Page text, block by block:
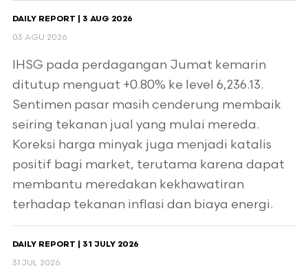
DAILY REPORT | 3 AUG 2026
03 AGU 2026
IHSG pada perdagangan Jumat kemarin
ditutup menguat +0.80% ke level 6,236.13.
Sentimen pasar masih cenderung membaik
seiring tekanan jual yang mulai mereda.
Koreksi harga minyak juga menjadi katalis
positif bagi market, terutama karena dapat
membantu meredakan kekhawatiran
terhadap tekanan inflasi dan biaya energi.
DAILY REPORT | 31 JULY 2026
31 JUL 2026